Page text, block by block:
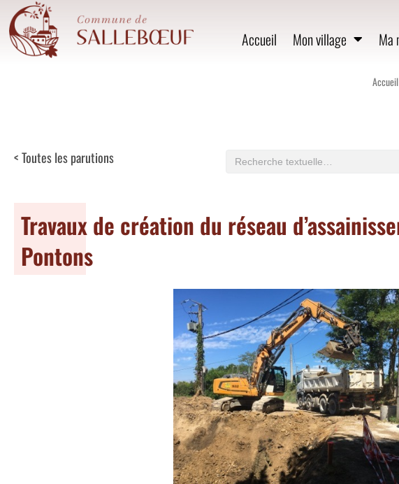
Accueil Mon village Ma
Accueil
< Toutes les parutions
Travaux de création du réseau
Pontons